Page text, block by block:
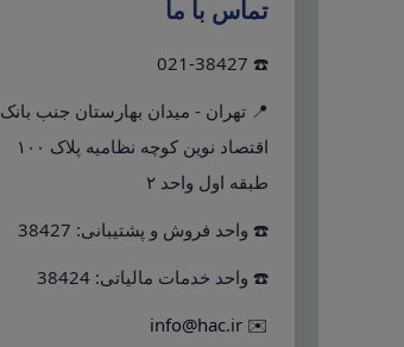
تماس با ما
☎️ 021-38427
📍 تهران - میدان بهارستان جنب بانک
اقتصاد نوین کوچه نظامیه پلاک ۱۰۰
طبقه اول واحد ۲
☎️ واحد فروش و پشتیبانی: 38427
☎️ واحد خدمات مالیاتی: 38424
✉️
info@hac.ir